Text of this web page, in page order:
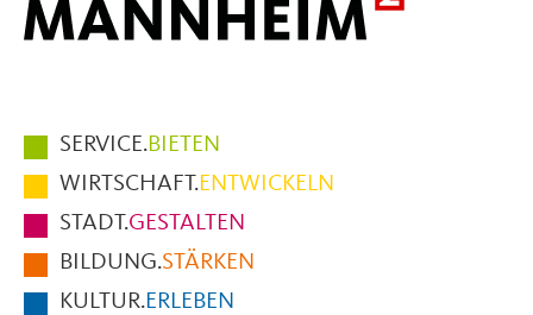
Hauptmenüpunkte
im
Fußbereich
der
Seite
SERVICE.BIETEN
WIRTSCHAFT.ENTWICKELN
STADT.GESTALTEN
BILDUNG.STÄRKEN
KULTUR.ERLEBEN